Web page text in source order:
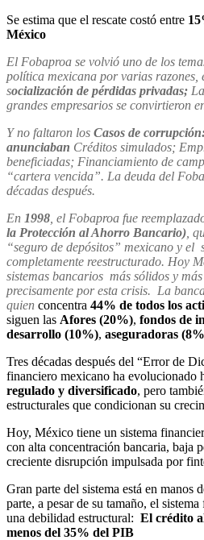
Se estima que el rescate costó entre
México
El Fobaproa se volvió uno de los
política mexicana por varias razones,
socialización de pérdidas privadas;
grandes empresarios se convirtieron
Y no faltaron los Casos de
anunciaban Créditos simulados;
beneficiadas; Financiamiento de
“cartera vencida”. La deuda del
décadas después.
En 1998 , el Fobaproa fue
la Protección al Ahorro Bancario) ,
“seguro de depósitos” mexicano y el
completamente reestructurado. Hoy
sistemas bancarios más sólidos y
precisamente por esta crisis. La
quien concentra 44% de todos los
siguen las Afores (20%), fondos de
desarrollo (10%), aseguradoras
Tres décadas después del “Error de
financiero mexicano ha evolucionado
regulado y diversificado, pero
estructurales que condicionan su
Hoy, México tiene un sistema
con alta concentración bancaria, baja
creciente disrupción impulsada por
Gran parte del sistema está en manos
parte, a pesar de su tamaño, el
una debilidad estructural: El crédito
menos del 35% del PIB